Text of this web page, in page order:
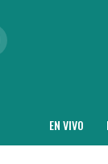
EN VIVO